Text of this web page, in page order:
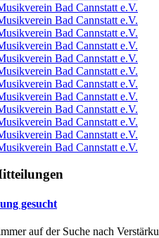
gesucht
auf der Suche nach